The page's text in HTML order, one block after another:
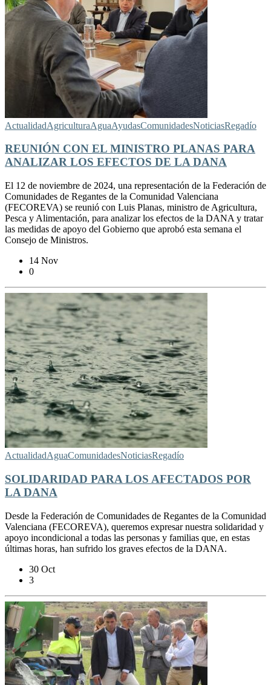
ActualidadAgriculturaAguaAyudasComunidadesNoticiasRegadío
REUNIÓN CON EL MINISTRO PLANAS PARA
ANALIZAR LOS EFECTOS DE LA DANA
El 12 de noviembre de 2024, una representación de la Federación de
Comunidades de Regantes de la Comunidad Valenciana
(FECOREVA) se reunió con Luis Planas, ministro de Agricultura,
Pesca y Alimentación, para analizar los efectos de la DANA y tratar
las medidas de apoyo del Gobierno que aprobó esta semana el
Consejo de Ministros.
14 Nov
0
ActualidadAguaComunidadesNoticiasRegadío
SOLIDARIDAD PARA LOS AFECTADOS POR
LA DANA
Desde la Federación de Comunidades de Regantes de la Comunidad
Valenciana (FECOREVA), queremos expresar nuestra solidaridad y
apoyo incondicional a todas las personas y familias que, en estas
últimas horas, han sufrido los graves efectos de la DANA.
30 Oct
3